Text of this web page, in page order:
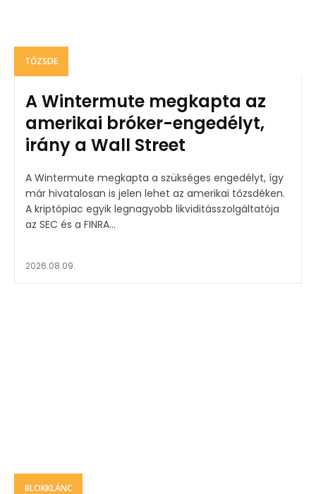
TŐZSDE
A Wintermute megkapta az
amerikai bróker-engedélyt,
irány a Wall Street
A Wintermute megkapta a szükséges engedélyt, így
már hivatalosan is jelen lehet az amerikai tőzsdéken.
A kriptópiac egyik legnagyobb likviditásszolgáltatója
az SEC és a FINRA...
2026.08.09.
BLOKKLÁNC